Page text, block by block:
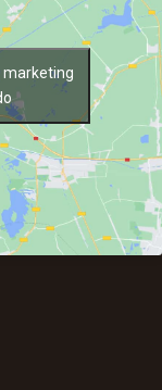
marketing